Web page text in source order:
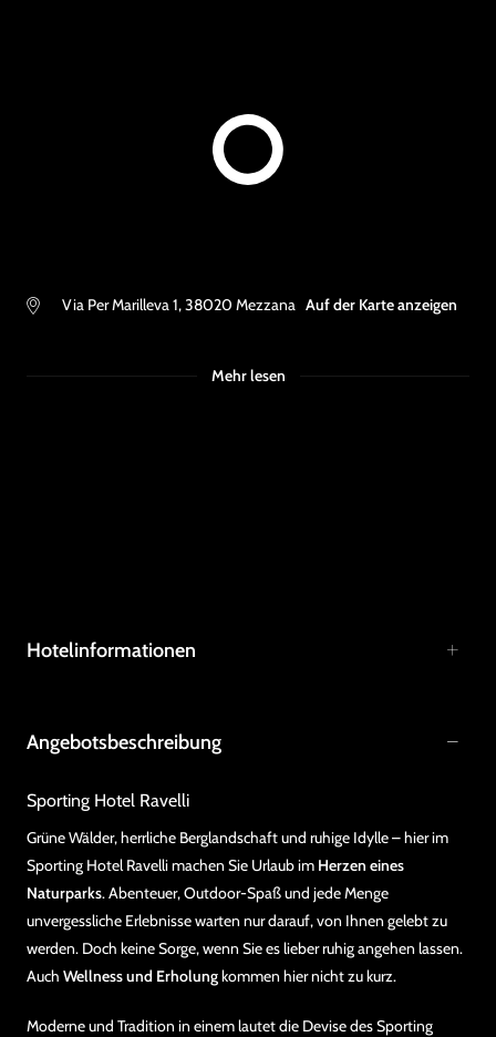
Via Per Marilleva 1,38020 Mezzana Auf der Karte anzeigen
Mehr lesen
Hotelinformationen
Angebotsbeschreibung
Sporting Hotel Ravelli
Grüne Wälder, herrliche Berglandschaft und ruhige Idylle – hier im
Sporting Hotel Ravelli machen Sie Urlaub im Herzen eines
Naturparks. Abenteuer, Outdoor-Spaß und jede Menge
unvergessliche Erlebnisse warten nur darauf, von Ihnen gelebt zu
werden. Doch keine Sorge, wenn Sie es lieber ruhig angehen lassen.
Auch Wellness und Erholungkommen hier nicht zu kurz.
Moderne und Tradition in einem lautet die Devise des Sporting